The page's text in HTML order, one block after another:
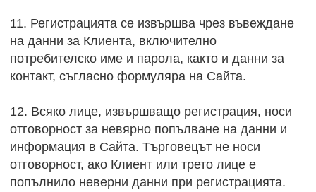
11. Регистрацията се извършва чрез въвеждане
на данни за Клиента, включително
потребителско име и парола, както и данни за
контакт, съгласно формуляра на Сайта.
12. Всяко лице, извършващо регистрация, носи
отговорност за невярно попълване на данни и
информация в Сайта. Търговецът не носи
отговорност, ако Клиент или трето лице е
попълнило неверни данни при регистрацията.